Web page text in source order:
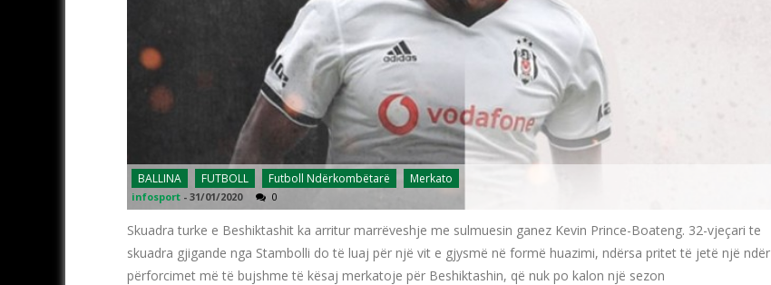
BALLINA FUTBOLL Futboll Ndërkombëtarë Merkato
infosport - 31/01/2020 0
Skuadra turke e Beshiktashit ka arritur marrëveshje me sulmuesin ganez Kevin Prince-Boateng. 32-vjeçari te
skuadra gjigande nga Stambolli do të luaj për një vit e gjysmë në formë huazimi, ndërsa pritet të jetë një ndër
përforcimet më të bujshme të kësaj merkatoje për Beshiktashin, që nuk po kalon një sezon